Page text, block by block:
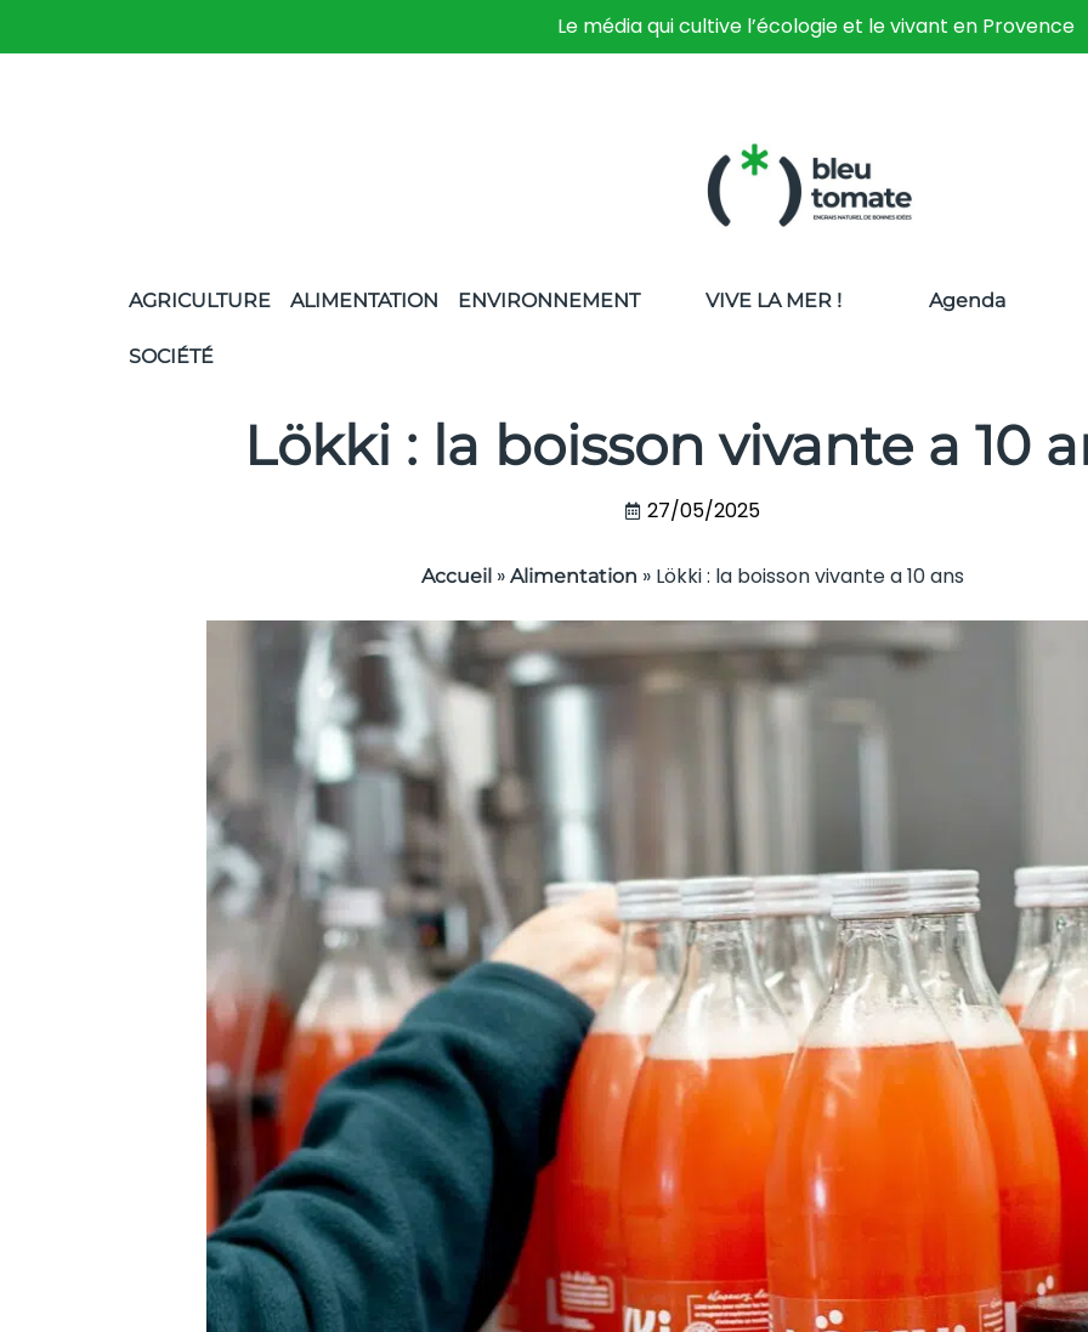
Le média qui cultive l’écologie et le vivant en Provence
AGRICULTURE ALIMENTATION ENVIRONNEMENT
SOCIÉTÉ
VIVE LA MER ! Agenda
Lökki : la boisson vivante a 10
27/05/2025
Accueil» Alimentation » Lökki : la boisson vivante a 10 ans